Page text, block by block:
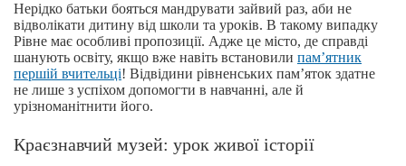
Нерідко батьки бояться мандрувати зайвий раз, аби не
відволікати дитину від школи та уроків. В такому випадку
Рівне має особливі пропозиції. Адже це місто, де справді
шанують освіту, якщо вже навіть встановили пам’ятник
першій вчительці! Відвідини рівненських пам’яток здатне
не лише з успіхом допомогти в навчанні, але й
урізноманітнити його.
Краєзнавчий музей: урок живої історії